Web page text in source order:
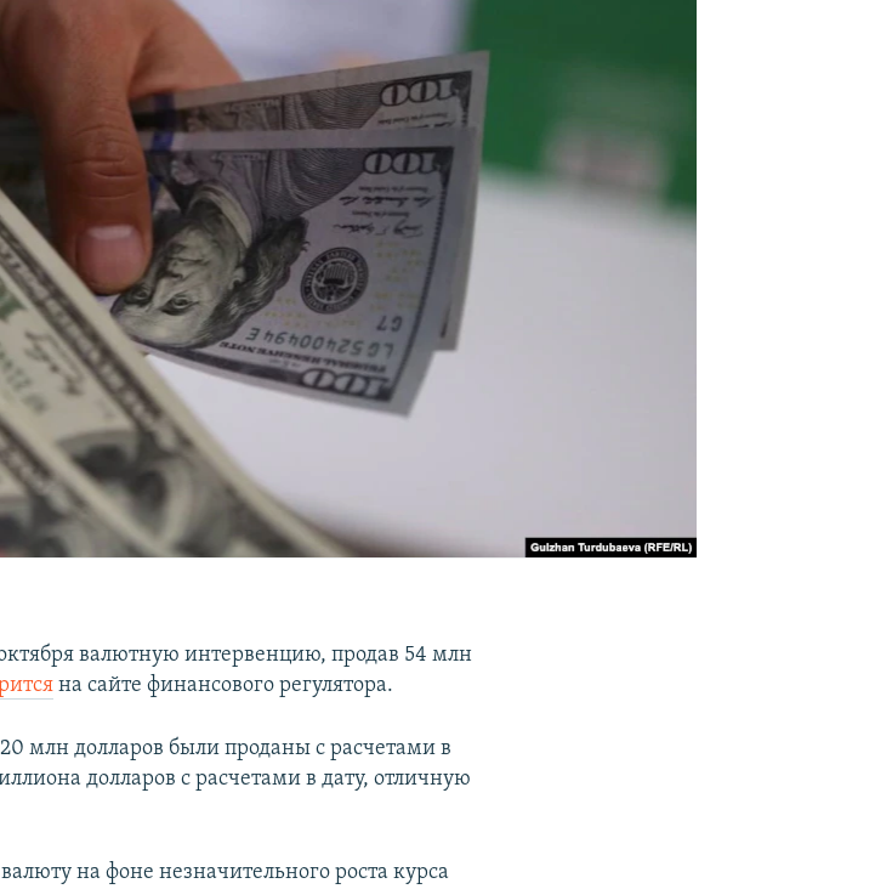
валютную интервенцию, продав 54 млн
на сайте финансового регулятора.
млн долларов были проданы с расчетами в
долларов с расчетами в дату, отличную
на фоне незначительного роста курса